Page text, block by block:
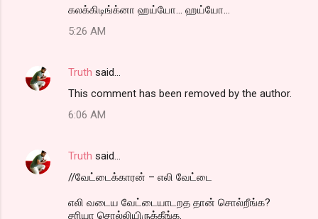
கலக்கிடிங்க்னா ஹய்யோ... ஹய்யோ...
5:26 AM
Truth said…
This comment has been removed by the author.
6:06 AM
Truth said…
//வேட்டைக்காரன் – எலி வேட்டை
எலி வடைய வேட்டையாடறத தான் சொல்றீங்க?
சரியா சொல்லியிருக்கீங்க.